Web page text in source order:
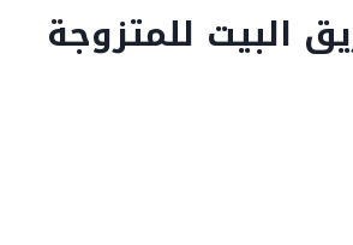
البيت للمتزوجة